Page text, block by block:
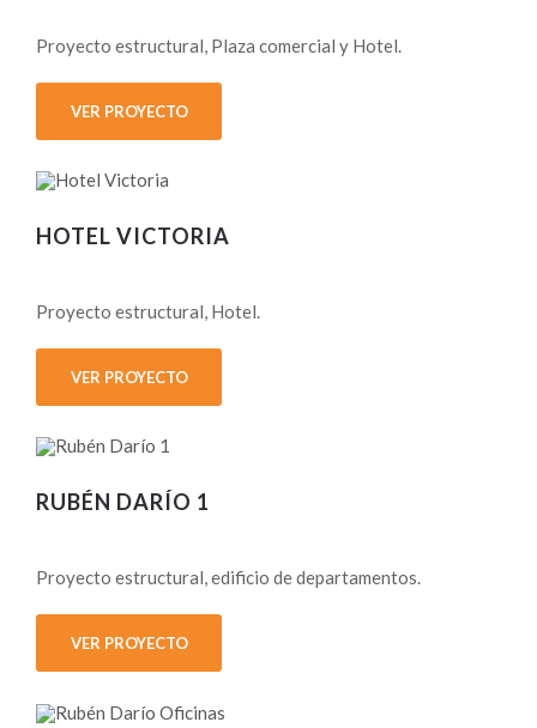
Proyecto estructural, Plaza comercial y Hotel.
VER PROYECTO
HOTEL VICTORIA
Proyecto estructural, Hotel.
VER PROYECTO
RUBÉN DARÍO 1
Proyecto estructural, edificio de departamentos.
VER PROYECTO